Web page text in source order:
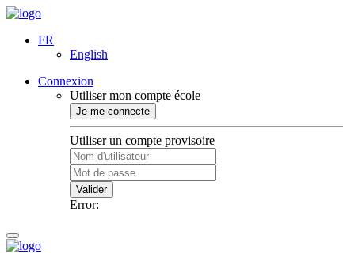
FR
English
Connexion
Utiliser mon compte école
Je me connecte
Utiliser un compte provisoire
Valider
Error: